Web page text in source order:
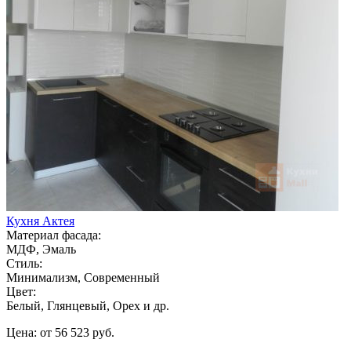
Кухня Актея
Материал фасада:
МДФ, Эмаль
Стиль:
Минимализм, Современный
Цвет:
Белый, Глянцевый, Орех и др.
Цена: от 56 523 руб.